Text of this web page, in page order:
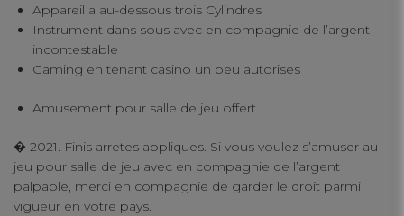
Appareil a au-dessous trois Cylindres
Instrument dans sous avec en compagnie de l’argent
incontestable
Gaming en tenant casino un peu autorises
Amusement pour salle de jeu offert
� 2021. Finis arretes appliques. Si vous voulez s’amuser au
jeu pour salle de jeu avec en compagnie de l’argent
palpable, merci en compagnie de garder le droit parmi
vigueur en votre pays.